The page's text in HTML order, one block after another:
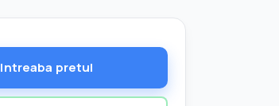
Intreaba pretul